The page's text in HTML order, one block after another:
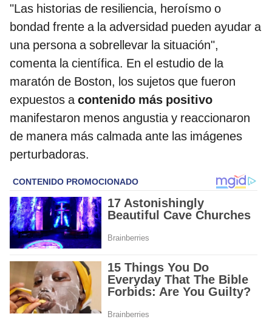
"Las historias de resiliencia, heroísmo o
bondad frente a la adversidad pueden ayudar a
una persona a sobrellevar la situación",
comenta la científica. En el estudio de la
maratón de Boston, los sujetos que fueron
expuestos a contenido más positivo
manifestaron menos angustia y reaccionaron
de manera más calmada ante las imágenes
perturbadoras.